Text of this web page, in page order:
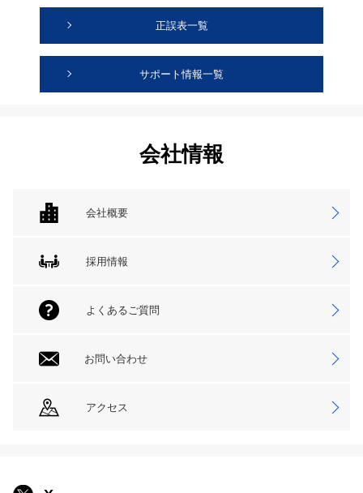
正誤表一覧
サポート情報一覧
会社情報
会社概要
採用情報
よくあるご質問
お問い合わせ
アクセス